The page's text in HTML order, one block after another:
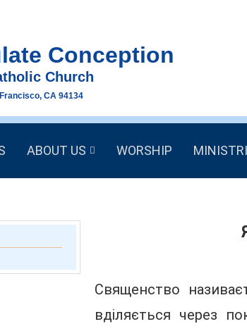
Conception
Church
CA 94134
ABOUT US WORSHIP
Священство
вділяється через